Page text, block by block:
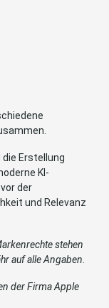
Erstellung
KI-
der
und Relevanz
stehen
auf alle Angaben.
der Firma Apple